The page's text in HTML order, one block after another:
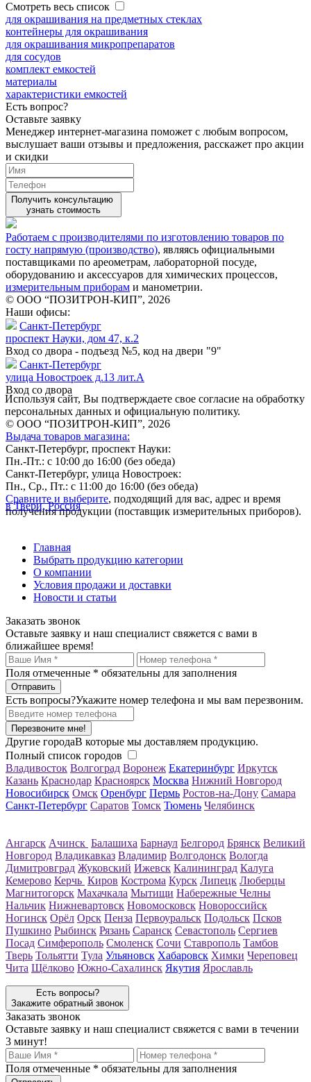
Смотреть весь список
для окрашивания на предметных стеклах
контейнеры для окрашивания
для окрашивания микропрепаратов
для сосудов
комплект емкостей
материалы
характеристики емкостей
Есть вопрос?
Оставьте заявку
Менеджер интернет-магазина поможет с любым вопросом,
выслушает ваши отзывы и предложения, расскажет про акции
и скидки
Получить консультацию
узнать стоимость
Работаем с производителями по изготовлению товаров по
госту напрямую (производство), являясь официальными
поставщиками по ареометрам, лабораторной посуде,
оборудованию и аксессуаров для химических процессов,
измерительным приборам и манометрии.
© ООО “ПОЗИТРОН-КИП”, 2026
Наши офисы:
Санкт-Петербург
проспект Науки, дом 47, к.2
Вход со двора - подъезд №5, код на двери "9"
Санкт-Петербург
улица Новостроек д.13 лит.А
Вход со двора
Используя сайт, Вы подтверждаете свое согласие на обработку
персональных данных и официальную политику.
© ООО “ПОЗИТРОН-КИП”, 2026
Выдача товаров магазина:
Санкт-Петербург, проспект Науки:
Пн.-Пт.: с 10:00 до 16:00 (без обеда)
Санкт-Петербург, улица Новостроек:
Пн., Ср., Пт.: с 11:00 до 16:00 (без обеда)
Сравните и выберите, подходящий для вас, адрес и время
получения продукции (поставщик измерительных приборов).
в Твери, Россия
Главная
Выбрать продукцию категории
О компании
Условия продажи и доставки
Новости и статьи
Заказать звонок
Оставьте заявку и наш специалист свяжется с вами в
ближайшее время!
Поля отмеченные * обязательны для заполнения
Есть вопросы?Укажите номер телефона и мы вам перезвоним.
Перезвоните мне!
Другие городаВ которые мы доставляем продукцию.
Полный список городов
Владивосток Волгоград Воронеж Екатеринбург Иркутск
Казань Краснодар Красноярск Москва Нижний Новгород
Новосибирск Омск Оренбург Пермь Ростов-на-Дону Самара
Санкт-Петербург Саратов Томск Тюмень Челябинск
Ангарск Ачинск Балашиха Барнаул Белгород Брянск Великий
Новгород Владикавказ Владимир Волгодонск Вологда
Димитровград Жуковский Ижевск Калининград Калуга
Кемерово Керчь Киров Кострома Курск Липецк Люберцы
Магнитогорск Махачкала Мытищи Набережные Челны
Нальчик Нижневартовск Новомосковск Новороссийск
Ногинск Орёл Орск Пенза Первоуральск Подольск Псков
Пушкино Рыбинск Рязань Саранск Севастополь Сергиев
Посад Симферополь Смоленск Сочи Ставрополь Тамбов
Тверь Тольятти Тула Ульяновск Хабаровск Химки Череповец
Чита Щёлково Южно-Сахалинск Якутия Ярославль
Есть вопросы?
Закажите обратный звонок
Заказать звонок
Оставьте заявку и наш специалист свяжется с вами в течении
3 минут!
Поля отмеченные * обязательны для заполнения